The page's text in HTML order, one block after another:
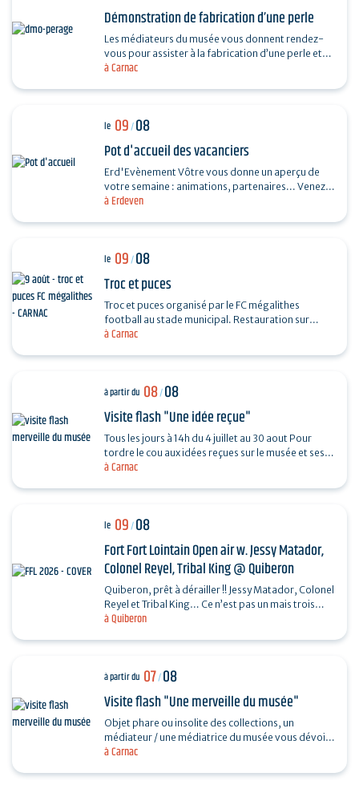
à Carnac
Démonstration de fabrication d’une perle
Les médiateurs du musée vous donnent rendez-
vous pour assister à la fabrication d’une perle et
vous dévoiler les techniques ingénieuses…
à Erdeven
le 09/08
Pot d'accueil des vacanciers
Erd'Evènement Vôtre vous donne un aperçu de
votre semaine : animations, partenaires... Venez
faire le plein de bons plans ! Ils vous feront
à Carnac
le 09/08
Troc et puces
Troc et puces organisé par le FC mégalithes
football au stade municipal. Restauration sur
place, entrée 1€, gratuite pour les moins de 16…
à Carnac
à partir du 08/08
Visite flash "Une idée reçue"
Tous les jours à 14h du 4 juillet au 30 aout Pour
tordre le cou aux idées reçues sur le musée et ses
collections, piochez au hasard une question et…
à Quiberon
le 09/08
Fort Fort Lointain Open air w. Jessy Matador,
Colonel Reyel, Tribal King @ Quiberon
Quiberon, prêt à dérailler !! Jessy Matador, Colonel
Reyel et Tribal King… Ce n’est pas un mais trois
artistes que nous invitons le dimanche 9…
à Carnac
à partir du 07/08
Visite flash "Une merveille du musée"
Objet phare ou insolite des collections, un
médiateur / une médiatrice du musée vous dévoile
son histoire. Sans réservation. Durée 30…